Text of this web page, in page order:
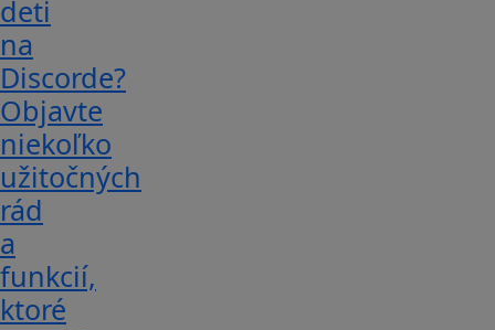
deti
na
Discorde?
Objavte
niekoľko
užitočných
rád
a
funkcií,
ktoré